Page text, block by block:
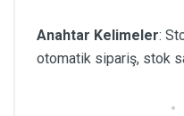
Anahtar Kelimeler:
otomatik sipariş, stok